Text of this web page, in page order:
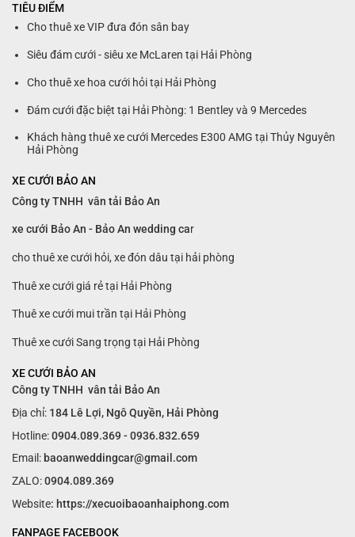
TIÊU ĐIỂM
Cho thuê xe VIP đưa đón sân bay
Siêu đám cưới - siêu xe McLaren tại Hải Phòng
Cho thuê xe hoa cưới hỏi tại Hải Phòng
Đám cưới đặc biệt tại Hải Phòng: 1 Bentley và 9 Mercedes
Khách hàng thuê xe cưới Mercedes E300 AMG tại Thủy Nguyên
Hải Phòng
XE CƯỚI BẢO AN
Công ty TNHH vân tải Bảo An
xe cưới Bảo An - Bảo An wedding car
cho thuê xe cưới hỏi, xe đón dâu tại hải phòng
Thuê xe cưới giá rẻ tại Hải Phòng
Thuê xe cưới mui trần tại Hải Phòng
Thuê xe cưới Sang trọng tại Hải Phòng
XE CƯỚI BẢO AN
Công ty TNHH vân tải Bảo An
Địa chỉ: 184 Lê Lợi, Ngô Quyền, Hải Phòng
Hotline:0904.089.369 - 0936.832.659
Email:baoanweddingcar@gmail.com
ZALO:0904.089.369
Website: https://xecuoibaoanhaiphong.com
FANPAGE FACEBOOK